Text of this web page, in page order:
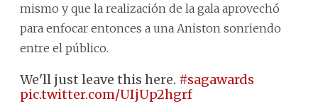
mismo y que la realización de la gala aprovechó
para enfocar entonces a una Aniston sonriendo
entre el público.
We'll just leave this here. #sagawards
pic.twitter.com/UIjUp2hgrf